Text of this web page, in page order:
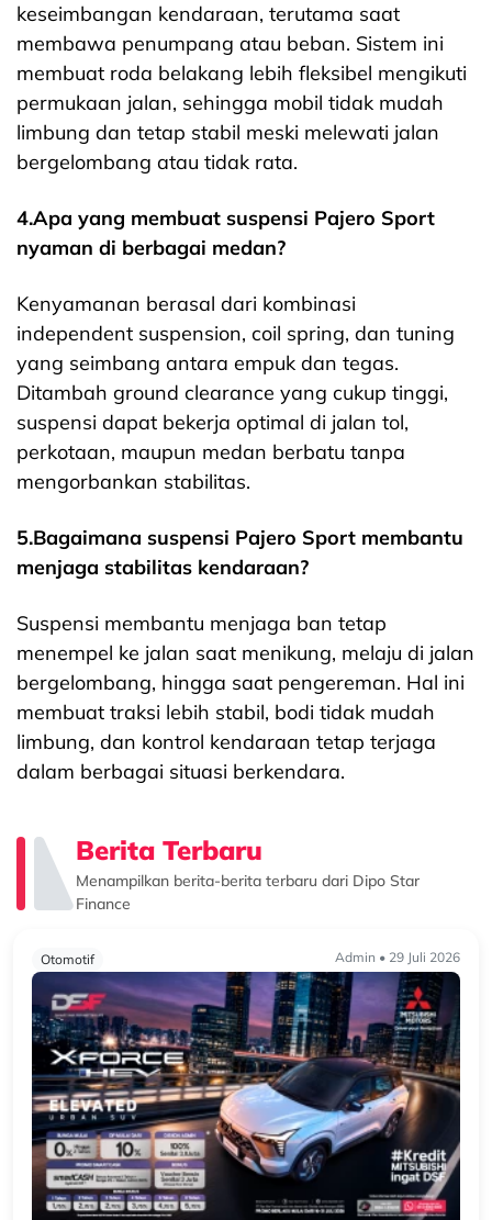
keseimbangan kendaraan, terutama saat
membawa penumpang atau beban. Sistem ini
membuat roda belakang lebih fleksibel mengikuti
permukaan jalan, sehingga mobil tidak mudah
limbung dan tetap stabil meski melewati jalan
bergelombang atau tidak rata.
4.Apa yang membuat suspensi Pajero Sport
nyaman di berbagai medan?
Kenyamanan berasal dari kombinasi
independent suspension, coil spring, dan tuning
yang seimbang antara empuk dan tegas.
Ditambah ground clearance yang cukup tinggi,
suspensi dapat bekerja optimal di jalan tol,
perkotaan, maupun medan berbatu tanpa
mengorbankan stabilitas.
5.Bagaimana suspensi Pajero Sport membantu
menjaga stabilitas kendaraan?
Suspensi membantu menjaga ban tetap
menempel ke jalan saat menikung, melaju di jalan
bergelombang, hingga saat pengereman. Hal ini
membuat traksi lebih stabil, bodi tidak mudah
limbung, dan kontrol kendaraan tetap terjaga
dalam berbagai situasi berkendara.
Berita Terbaru
Menampilkan berita-berita terbaru dari Dipo Star
Finance
Otomotif Admin • 29 Juli 2026